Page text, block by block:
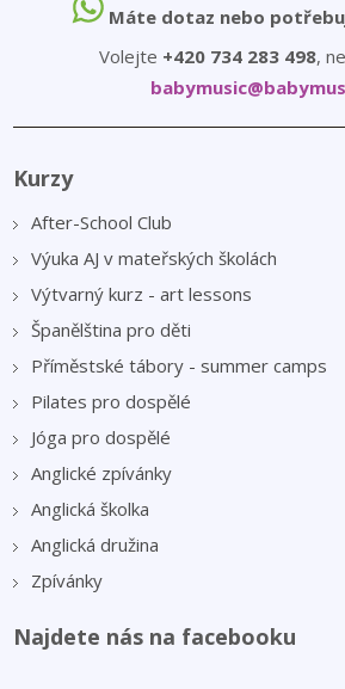
Máte dotaz nebo
Volejte +420 734 283 498,
Kurzy
After-School Club
Výuka AJ v mateřských školách
Výtvarný kurz - art lessons
Španělština pro děti
Příměstské tábory - summer camps
Pilates pro dospělé
Jóga pro dospělé
Anglické zpívánky
Anglická školka
Anglická družina
Zpívánky
Najdete nás na facebooku